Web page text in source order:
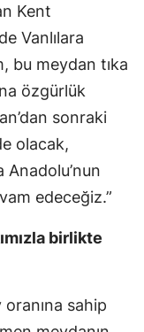
Kent
Vanlılara
bu meydan tıka
özgürlük
sonraki
olacak,
Anadolu’nun
edeceğiz.”
birlikte
oranına sahip